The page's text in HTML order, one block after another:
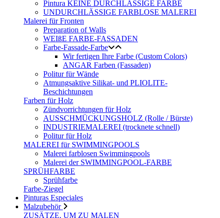
Pintura KEINE DURCHLÄSSIGE FARBE
UNDURCHLÄSSIGE FARBLOSE MALEREI
Malerei für Fronten
Preparation of Walls
WEIßE FARBE-FASSADEN
Farbe-Fassade-Farbe
Wir fertigen Ihre Farbe (Custom Colors)
ANGAR Farben (Fassaden)
Politur für Wände
Atmungsaktive Silikat- und PLIOLITE-
Beschichtungen
Farben für Holz
Zündvorrichtungen für Holz
AUSSCHMÜCKUNGSHOLZ (Rolle / Bürste)
INDUSTRIEMALEREI (trocknete schnell)
Politur für Holz
MALEREI für SWIMMINGPOOLS
Malerei farblosen Swimmingpools
Malerei der SWIMMINGPOOL-FARBE
SPRÜHFARBE
Sprühfarbe
Farbe-Ziegel
Pinturas Especiales
Malzubehör
ZUSÄTZE, UM ZU MALEN